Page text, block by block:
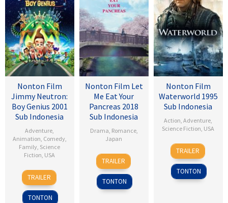
Nonton Film
Jimmy Neutron:
Boy Genius 2001
Sub Indonesia
Adventure,
Animation, Comedy,
Family, Science
Fiction, USA
14
Dec
2001
John
A.
Davis
TRAILER
TONTON
Nonton Film Let
Me Eat Your
Pancreas 2018
Sub Indonesia
Drama, Romance,
Japan
28
Jul
2017
Sho
Tsukikawa
TRAILER
TONTON
Nonton Film
Waterworld 1995
Sub Indonesia
Action,Adventure,
Science Fiction, USA
28
Jul
1995
Kevin
Reynolds
TRAILER
TONTON